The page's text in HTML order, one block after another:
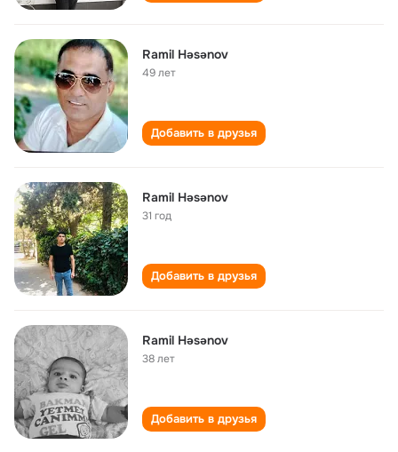
Ramil Həsənov
49 лет
Добавить в друзья
Ramil Həsənov
31 год
Добавить в друзья
Ramil Həsənov
38 лет
Добавить в друзья